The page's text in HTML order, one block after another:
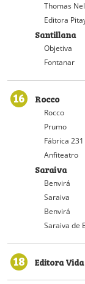
Thomas
Editora
Santillana
Objetiva
Fontanar
16 Rocco
Rocco
Prumo
Fábrica 231
Anfiteatro
Saraiva
Benvirá
Saraiva
Benvirá
Saraiva de
18 Editora Vida